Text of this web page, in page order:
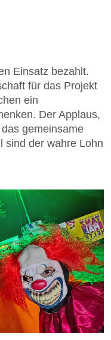
Einsatz bezahlt.
für das Projekt
ein
Der Applaus,
gemeinsame
sind der wahre Lohn